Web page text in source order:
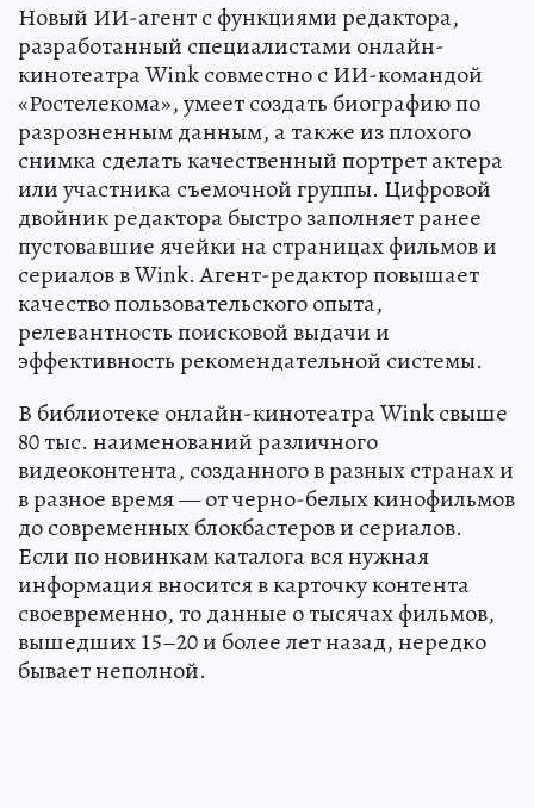
Новый ИИ-агент с функциями редактора,
разработанный специалистами онлайн-
кинотеатра Wink совместно с ИИ-командой
«Ростелекома», умеет создать биографию по
разрозненным данным, а также из плохого
снимка сделать качественный портрет актера
или участника съемочной группы. Цифровой
двойник редактора быстро заполняет ранее
пустовавшие ячейки на страницах фильмов и
сериалов в Wink. Агент-редактор повышает
качество пользовательского опыта,
релевантность поисковой выдачи и
эффективность рекомендательной системы.
В библиотеке онлайн-кинотеатра Wink свыше
80 тыс. наименований различного
видеоконтента, созданного в разных странах и
в разное время — от черно-белых кинофильмов
до современных блокбастеров и сериалов.
Если по новинкам каталога вся нужная
информация вносится в карточку контента
своевременно, то данные о тысячах фильмов,
вышедших 15–20 и более лет назад, нередко
бывает неполной.